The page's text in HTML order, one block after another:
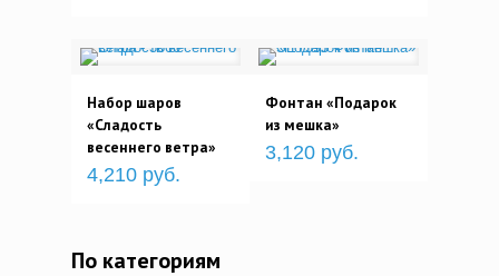
Набор шаров
«Сладость
весеннего ветра»
4,210 руб.
Фонтан «Подарок
из мешка»
3,120 руб.
По категориям